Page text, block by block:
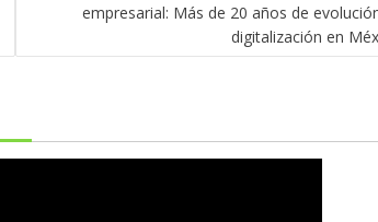
empresarial: Más de 20 años de
digitalización en